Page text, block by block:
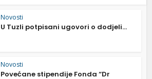
Novosti
U Tuzli potpisani ugovori o dodjeli...
Novosti
Povećane stipendije Fonda “Dr